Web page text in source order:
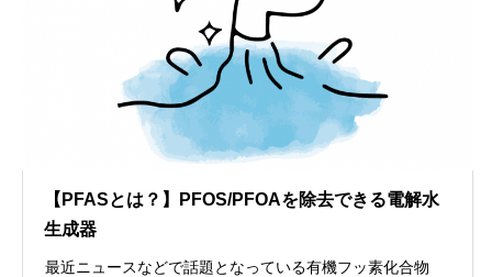
【PFASとは？】PFOS/PFOAを除去できる電解水
生成器
最近ニュースなどで話題となっている有機フッ素化合物